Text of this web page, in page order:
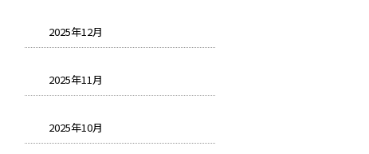
2025年12月
2025年11月
2025年10月